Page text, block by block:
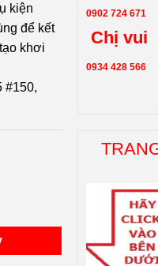
kiện
để kết
khơi
#150,
0902 724 671
Chị vui
0934 428 566